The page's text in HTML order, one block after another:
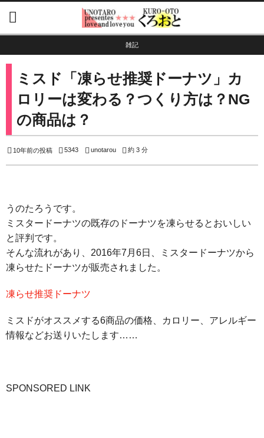
雑記
ミスド「凍らせ推奨ドーナツ」カ
ロリーは変わる？つくり方は？NG
の商品は？
10年前の投稿 5343 unotarou 約 3 分
うのたろうです。
ミスタードーナツの既存のドーナツを凍らせるとおいしい
と評判です。
そんな流れがあり、2016年7月6日、ミスタードーナツから
凍らせたドーナツが販売されました。
凍らせ推奨ドーナツ
ミスドがオススメする6商品の価格、カロリー、アレルギー
情報などお送りいたします……
SPONSORED LINK